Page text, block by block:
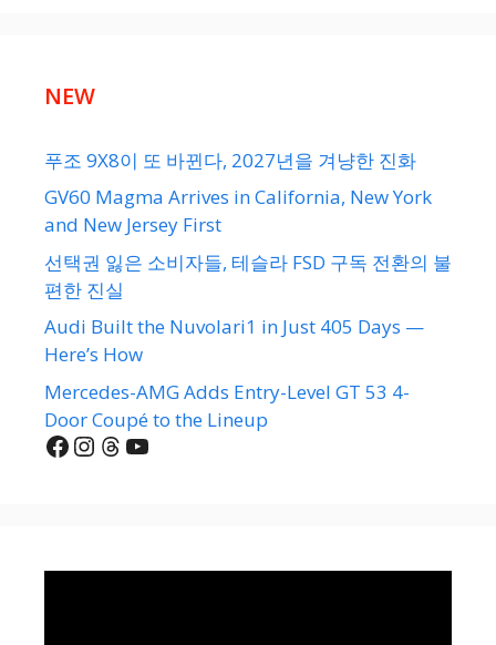
NEW
푸조 9X8이 또 바뀐다, 2027년을 겨냥한 진화
GV60 Magma Arrives in California, New York
and New Jersey First
선택권 잃은 소비자들, 테슬라 FSD 구독 전환의 불
편한 진실
Audi Built the Nuvolari1 in Just 405 Days —
Here’s How
Mercedes-AMG Adds Entry-Level GT 53 4-
Door Coupé to the Lineup
Facebook
Instagram
Threads
YouTube